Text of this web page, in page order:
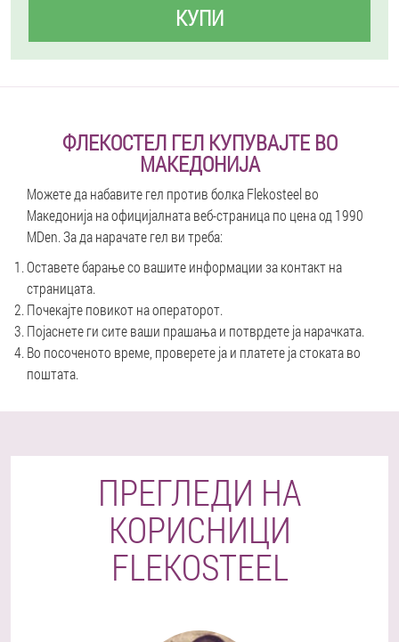
КУПИ
ФЛЕКОСТЕЛ ГЕЛ КУПУВАЈТЕ ВО
МАКЕДОНИЈА
Можете да набавите гел против болка Flekosteel во
Македонија на официјалната веб-страница по цена од 1990
MDen. За да нарачате гел ви треба:
Оставете барање со вашите информации за контакт на
страницата.
Почекајте повикот на операторот.
Појаснете ги сите ваши прашања и потврдете ја нарачката.
Во посоченото време, проверете ја и платете ја стоката во
поштата.
ПРЕГЛЕДИ НА
КОРИСНИЦИ
FLEKOSTEEL